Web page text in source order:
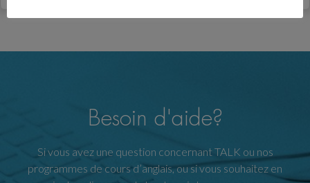
Besoin d'aide?
Si vous avez une question concernant TALK ou nos
programmes de cours d’anglais, ou si vous souhaitez en